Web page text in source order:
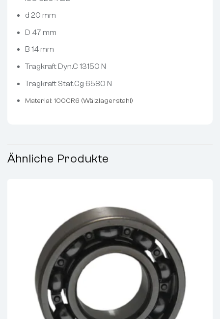
d 20 mm
D 47 mm
B 14 mm
Tragkraft Dyn.C 13150 N
Tragkraft Stat.Cg 6580 N
Material: 100CR6 (Wälzlagerstahl)
Ähnliche Produkte